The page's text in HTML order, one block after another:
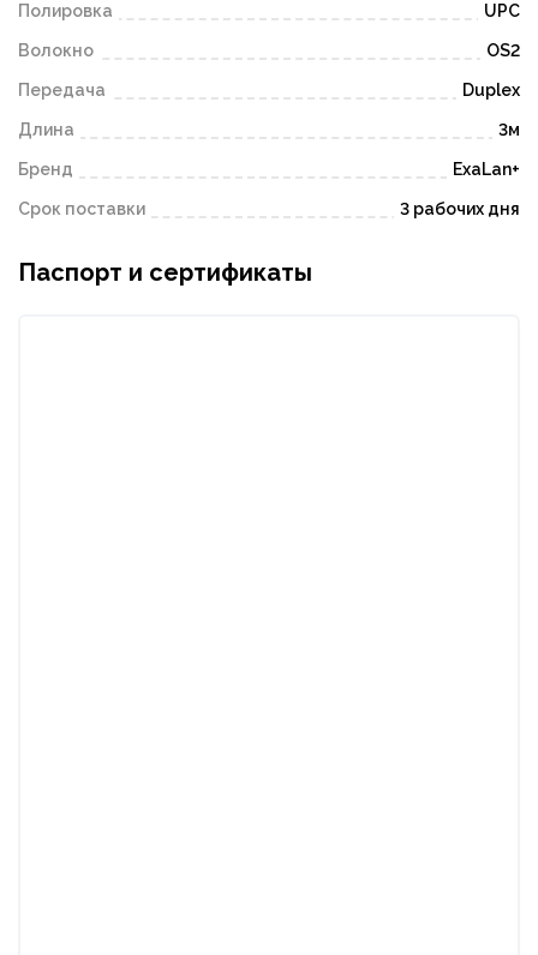
Полировка UPC
Волокно OS2
Передача Duplex
Длина 3м
Бренд ExaLan+
Срок поставки 3 рабочих дня
Паспорт и сертификаты